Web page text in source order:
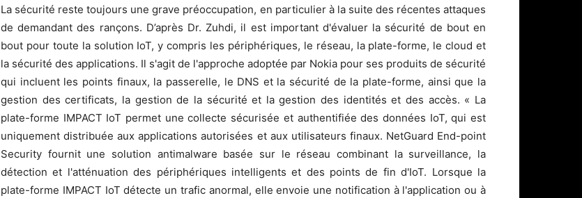
La sécurité reste toujours une grave préoccupation, en particulier à la suite des récentes attaques
de demandant des rançons. D’après Dr. Zuhdi, il est important d'évaluer la sécurité de bout en
bout pour toute la solution IoT, y compris les périphériques, le réseau, la plate-forme, le cloud et
la sécurité des applications. Il s'agit de l'approche adoptée par Nokia pour ses produits de sécurité
qui incluent les points finaux, la passerelle, le DNS et la sécurité de la plate-forme, ainsi que la
gestion des certificats, la gestion de la sécurité et la gestion des identités et des accès. « La
plate-forme IMPACT IoT permet une collecte sécurisée et authentifiée des données IoT, qui est
uniquement distribuée aux applications autorisées et aux utilisateurs finaux. NetGuard End-point
Security fournit une solution antimalware basée sur le réseau combinant la surveillance, la
détection et l'atténuation des périphériques intelligents et des points de fin d'IoT. Lorsque la
plate-forme IMPACT IoT détecte un trafic anormal, elle envoie une notification à l'application ou à